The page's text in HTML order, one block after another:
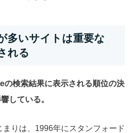
多いサイトは重要な
れる
の検索結果に表示される順位の決
している。
りは、1996年にスタンフォード